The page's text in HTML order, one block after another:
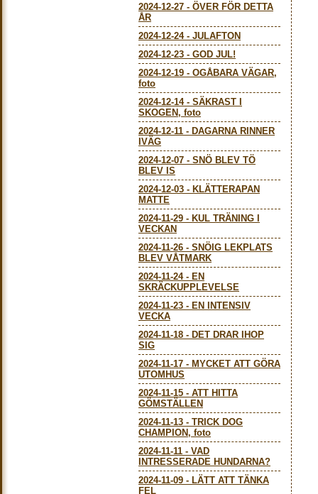
2024-12-27 - ÖVER FÖR DETTA
ÅR
2024-12-24- JULAFTON
2024-12-23 - GOD JUL!
2024-12-19 - OGÅBARA VÄGAR,
foto
2024-12-14- SÄKRAST I
SKOGEN, foto
2024-12-11 - DAGARNA RINNER
IVÄG
2024-12-07 - SNÖ BLEV TÖ
BLEV IS
2024-12-03 - KLÄTTERAPAN
MATTE
2024-11-29 - KUL TRÄNING I
VECKAN
2024-11-26 - SNÖIG LEKPLATS
BLEV VÅTMARK
2024-11-24- EN
SKRÄCKUPPLEVELSE
2024-11-23 - EN INTENSIV
VECKA
2024-11-18 - DET DRAR IHOP
SIG
2024-11-17 - MYCKET ATT GÖRA
UTOMHUS
2024-11-15 - ATT HITTA
GÖMSTÄLLEN
2024-11-13 - TRICK DOG
CHAMPION, foto
2024-11-11 - VAD
INTRESSERADE HUNDARNA?
2024-11-09 - LÄTT ATT TÄNKA
FEL